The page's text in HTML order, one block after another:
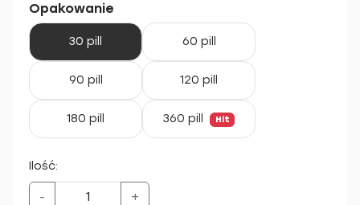
Opakowanie
30 pill 60 pill
90 pill 120 pill
180 pill 360 pill Hit
Ilość:
- +